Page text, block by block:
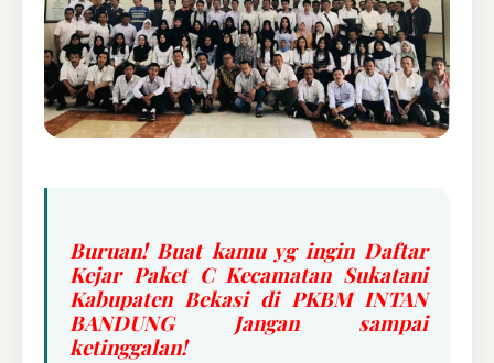
Buruan! Buat kamu yg ingin Daftar
Kejar Paket C Kecamatan Sukatani
Kabupaten Bekasi di PKBM INTAN
BANDUNG Jangan sampai
ketinggalan!